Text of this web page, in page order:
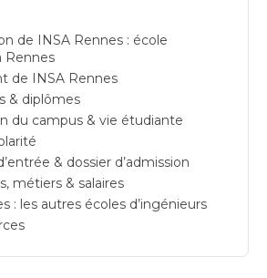
de INSA Rennes : école
Rennes
de INSA Rennes
& diplômes
du campus & vie étudiante
& dossier d’admission
métiers & salaires
: les autres écoles d’ingénieurs